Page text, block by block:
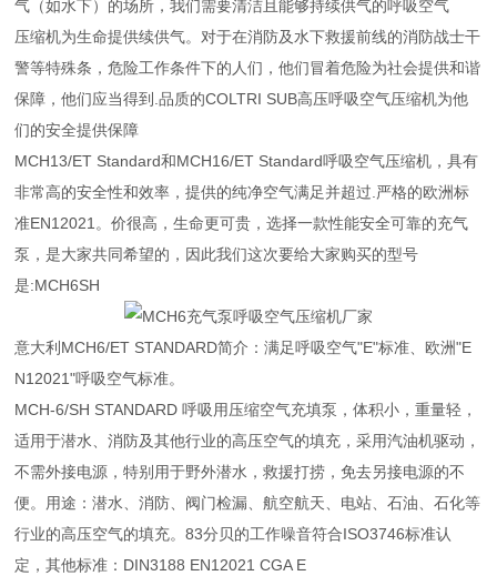
气（如水下）的场所，我们需要清洁且能够持续供气的呼吸空气
压缩机为生命提供续供气。对于在消防及水下救援前线的消防战士干
警等特殊条，危险工作条件下的人们，他们冒着危险为社会提供和谐
保障，他们应当得到.品质的COLTRI SUB高压呼吸空气压缩机为他
们的安全提供保障
MCH13/ET Standard和MCH16/ET Standard呼吸空气压缩机，具有
非常高的安全性和效率，提供的纯净空气满足并超过.严格的欧洲标
准EN12021。价很高，生命更可贵，选择一款性能安全可靠的充气
泵，是大家共同希望的，因此我们这次要给大家购买的型号
是:MCH6SH
意大利MCH6/ET STANDARD简介：满足呼吸空气"E"标准、欧洲"E
N12021"呼吸空气标准。
MCH-6/SH STANDARD 呼吸用压缩空气充填泵，体积小，重量轻，
适用于潜水、消防及其他行业的高压空气的填充，采用汽油机驱动，
不需外接电源，特别用于野外潜水，救援打捞，免去另接电源的不
便。用途：潜水、消防、阀门检漏、航空航天、电站、石油、石化等
行业的高压空气的填充。83分贝的工作噪音符合ISO3746标准认
定，其他标准：DIN3188 EN12021 CGA E